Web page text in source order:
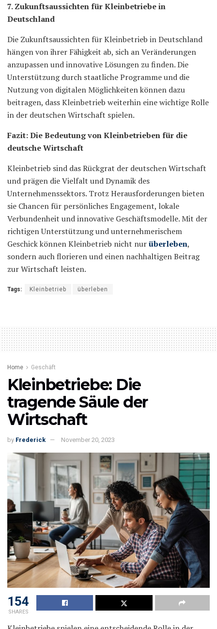
7. Zukunftsaussichten für Kleinbetriebe in
Deutschland
Die Zukunftsaussichten für Kleinbetrieb in Deutschland
hängen von ihrer Fähigkeit ab, sich an Veränderungen
anzupassen und innovative Lösungen zu finden. Die
Unterstützung durch staatliche Programme und die
Nutzung von digitalen Möglichkeiten können dazu
beitragen, dass Kleinbetrieb weiterhin eine wichtige Rolle
in der deutschen Wirtschaft spielen.
Fazit: Die Bedeutung von Kleinbetrieben für die
deutsche Wirtschaft
Kleinbetrieb sind das Rückgrat der deutschen Wirtschaft
und prägen die Vielfalt und Dynamik des
Unternehmenssektors. Trotz Herausforderungen bieten
sie Chancen für persönliches Engagement, lokale
Verbundenheit und innovative Geschäftsmodelle. Mit der
richtigen Unterstützung und unternehmerischem
Geschick können Kleinbetrieb nicht nurüberleben,
sondern auch florieren und einen nachhaltigen Beitrag
zur Wirtschaft leisten.
Tags: Kleinbetrieb überleben
Home Geschäft
Kleinbetriebe: Die
tragende Säule der
Wirtschaft
by Frederick November 20, 2023
154
SHARES